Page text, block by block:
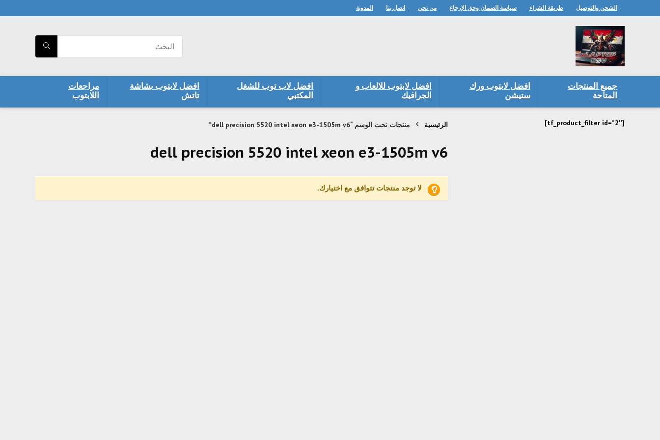
الشحن والتوصيل طريقة الشراء سياسة الضمان وحق الإرجاع من نحن اتصل بنا المدونة
جميع المنتجات
المتاحة
افضل لابتوب ورك
ستيشن
افضل لابتوب للالعاب و
الجرافيك
افضل لاب توب للشغل
المكتبي
افضل لابتوب بشاشة
تاتش
مراجعات
اللابتوب
الرئيسية منتجات تحت الوسم “dell precision 5520 intel xeon e3-1505m v6”
dell precision 5520 intel xeon e3-1505m v6
لا توجد منتجات تتوافق مع اختيارك.
[tf_product_filter id=”2″]